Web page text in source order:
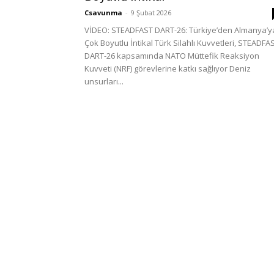
Csavunma - 9 Şubat 2026
VİDEO: STEADFAST DART-26: Türkiye’den
Çok Boyutlu İntikal Türk Silahlı Kuvvetleri,
DART-26 kapsamında NATO Müttefik Reaksiyon
Kuvveti (NRF) görevlerine katkı sağlıyor Deniz
unsurları...